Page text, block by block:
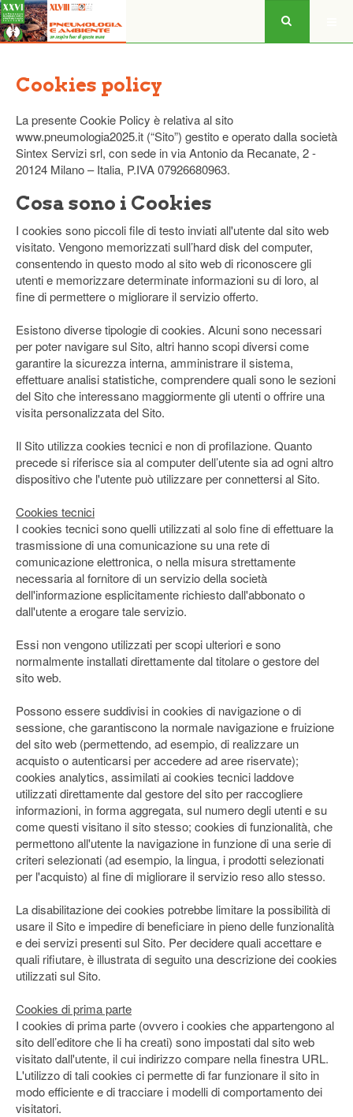
Cookies policy
La presente Cookie Policy è relativa al sito
www.pneumologia2025.it (“Sito”) gestito e operato dalla società
Sintex Servizi srl, con sede in via Antonio da Recanate, 2 -
20124 Milano – Italia, P.IVA 07926680963.
Cosa sono i Cookies
I cookies sono piccoli file di testo inviati all'utente dal sito web
visitato. Vengono memorizzati sull’hard disk del computer,
consentendo in questo modo al sito web di riconoscere gli
utenti e memorizzare determinate informazioni su di loro, al
fine di permettere o migliorare il servizio offerto.
Esistono diverse tipologie di cookies. Alcuni sono necessari
per poter navigare sul Sito, altri hanno scopi diversi come
garantire la sicurezza interna, amministrare il sistema,
effettuare analisi statistiche, comprendere quali sono le sezioni
del Sito che interessano maggiormente gli utenti o offrire una
visita personalizzata del Sito.
Il Sito utilizza cookies tecnici e non di profilazione. Quanto
precede si riferisce sia al computer dell’utente sia ad ogni altro
dispositivo che l'utente può utilizzare per connettersi al Sito.
Cookies tecnici
I cookies tecnici sono quelli utilizzati al solo fine di effettuare la
trasmissione di una comunicazione su una rete di
comunicazione elettronica, o nella misura strettamente
necessaria al fornitore di un servizio della società
dell'informazione esplicitamente richiesto dall'abbonato o
dall'utente a erogare tale servizio.
Essi non vengono utilizzati per scopi ulteriori e sono
normalmente installati direttamente dal titolare o gestore del
sito web.
Possono essere suddivisi in cookies di navigazione o di
sessione, che garantiscono la normale navigazione e fruizione
del sito web (permettendo, ad esempio, di realizzare un
acquisto o autenticarsi per accedere ad aree riservate);
cookies analytics, assimilati ai cookies tecnici laddove
utilizzati direttamente dal gestore del sito per raccogliere
informazioni, in forma aggregata, sul numero degli utenti e su
come questi visitano il sito stesso; cookies di funzionalità, che
permettono all'utente la navigazione in funzione di una serie di
criteri selezionati (ad esempio, la lingua, i prodotti selezionati
per l'acquisto) al fine di migliorare il servizio reso allo stesso.
La disabilitazione dei cookies potrebbe limitare la possibilità di
usare il Sito e impedire di beneficiare in pieno delle funzionalità
e dei servizi presenti sul Sito. Per decidere quali accettare e
quali rifiutare, è illustrata di seguito una descrizione dei cookies
utilizzati sul Sito.
Cookies di prima parte
I cookies di prima parte (ovvero i cookies che appartengono al
sito dell’editore che li ha creati) sono impostati dal sito web
visitato dall'utente, il cui indirizzo compare nella finestra URL.
L'utilizzo di tali cookies ci permette di far funzionare il sito in
modo efficiente e di tracciare i modelli di comportamento dei
visitatori.